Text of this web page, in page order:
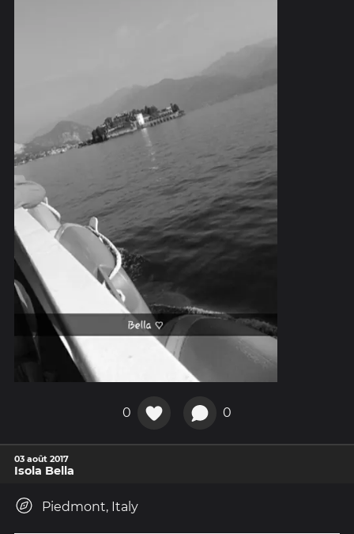
0 0
03 août 2017
Isola Bella
Piedmont, Italy